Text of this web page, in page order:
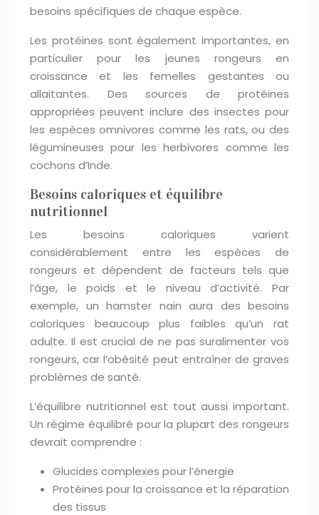
besoins spécifiques de chaque espèce.
Les protéines sont également importantes, en
particulier pour les jeunes rongeurs en
croissance et les femelles gestantes ou
allaitantes. Des sources de protéines
appropriées peuvent inclure des insectes pour
les espèces omnivores comme les rats, ou des
légumineuses pour les herbivores comme les
cochons d’Inde.
Besoins caloriques et équilibre
nutritionnel
Les besoins caloriques varient
considérablement entre les espèces de
rongeurs et dépendent de facteurs tels que
l’âge, le poids et le niveau d’activité. Par
exemple, un hamster nain aura des besoins
caloriques beaucoup plus faibles qu’un rat
adulte. Il est crucial de ne pas suralimenter vos
rongeurs, car l’obésité peut entraîner de graves
problèmes de santé.
L’équilibre nutritionnel est tout aussi important.
Un régime équilibré pour la plupart des rongeurs
devrait comprendre :
Glucides complexes pour l’énergie
Protéines pour la croissance et la réparation
des tissus